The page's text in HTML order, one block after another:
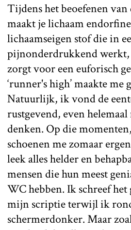
Tijdens het beoefenen
maakt je lichaam
lichaamseigen stof die in
pijnonderdrukkend werkt,
zorgt voor een euforisch
‘runner's high’ maakte me
Natuurlijk, ik vond de
rustgevend, even helemaal
denken. Op die
schoenen me zomaar
leek alles helder en
mensen die hun meest
WC hebben. Ik schreef
mijn scriptie terwijl ik
schermerdonker. Maar